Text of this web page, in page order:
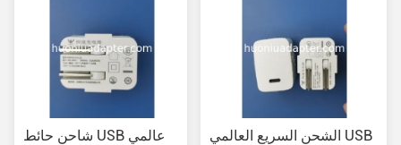
شاحن حائط USB عالمي
الشحن السريع العالمي USB